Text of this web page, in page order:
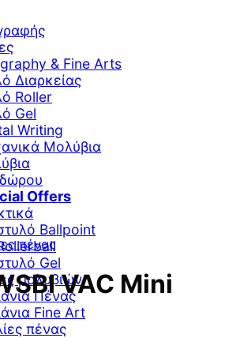
& Fine Arts
Διαρκείας
Roller
Gel
Writing
Μολύβια
Offers
Ballpoint
Gel
μολυβιών
Πένας
Fine Art
πένας
πένας
VAC Mini